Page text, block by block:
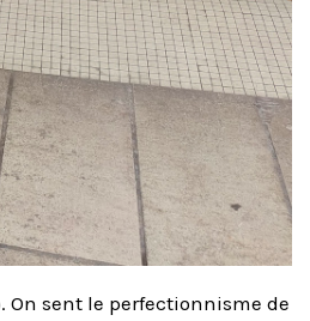
On sent le perfectionnisme de